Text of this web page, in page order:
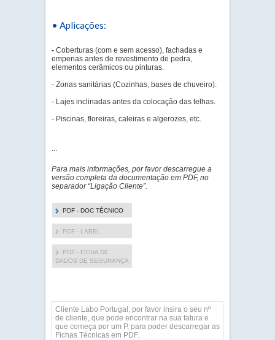
PDF - DOC TÉCNICO
PDF - LABEL
PDF - FICHA DE
DADOS DE SEGURANÇA
Cliente Labo Portugal, por favor insira o seu nº
de cliente, que pode encontrar na sua fatura e
que começa por um P, para poder descarregar as
Fichas Técnicas em PDF.
• Aplicações:
- Coberturas (com e sem acesso), fachadas e
empenas antes de revestimento de pedra,
elementos cerâmicos ou pinturas.
- Zonas sanitárias (Cozinhas, bases de chuveiro).
- Lajes inclinadas antes da colocação das telhas.
- Piscinas, floreiras, caleiras e algerozes, etc.
...
Para mais informações, por favor descarregue a
versão completa da documentação em PDF, no
separador “Ligação Cliente”.